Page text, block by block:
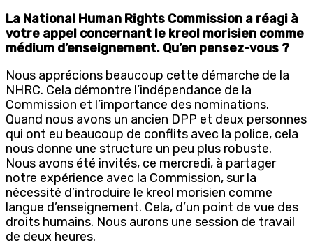
La National Human Rights Commission a réagi à
votre appel concernant le kreol morisien comme
médium d’enseignement. Qu’en pensez-vous ?
Nous apprécions beaucoup cette démarche de la
NHRC. Cela démontre l’indépendance de la
Commission et l’importance des nominations.
Quand nous avons un ancien DPP et deux personnes
qui ont eu beaucoup de conflits avec la police, cela
nous donne une structure un peu plus robuste.
Nous avons été invités, ce mercredi, à partager
notre expérience avec la Commission, sur la
nécessité d’introduire le kreol morisien comme
langue d’enseignement. Cela, d’un point de vue des
droits humains. Nous aurons une session de travail
de deux heures.